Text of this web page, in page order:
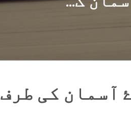
آسمان کی طرف